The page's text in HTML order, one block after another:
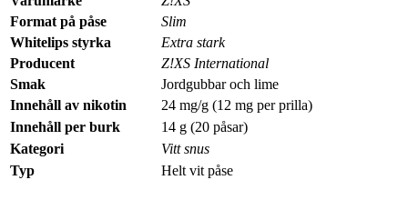
Format på påse
Slim
Whitelips styrka
Extra stark
Producent
Z!XS International
Smak
Jordgubbar och lime
Innehåll av nikotin
24 mg/g (12 mg per prilla)
Innehåll per burk
14 g (20 påsar)
Kategori
Vitt snus
Typ
Helt vit påse